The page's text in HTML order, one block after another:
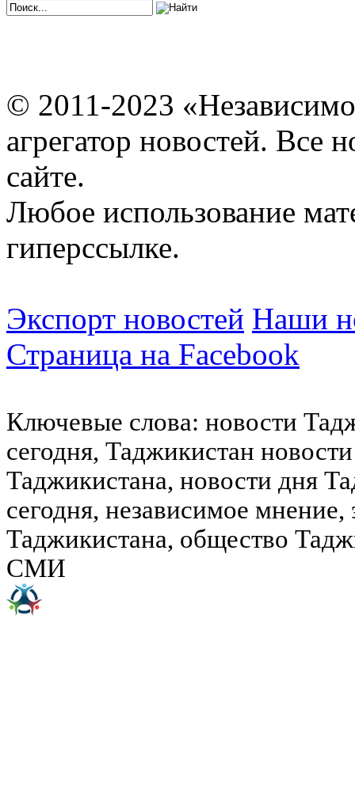
© 2011-2023
агрегатор новостей. Все
сайте.
Любое использование
гиперссылке.
Экспорт новостей Наши
Страница на Facebook
Ключевые слова: новости
сегодня, Таджикистан
Таджикистана, новости дня
сегодня, независимое
Таджикистана, общество
СМИ